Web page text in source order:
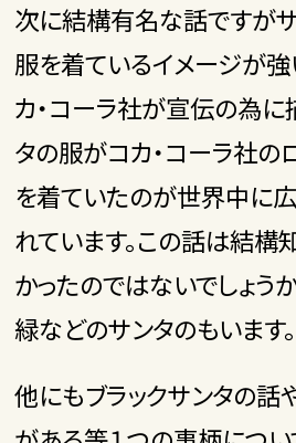
次に結構有名な話ですが
服を着ているイメージが強
カ・コーラ社が宣伝の為
タの服がコカ・コーラ社
を着ていたのが世界中に
れています。この話は結構
かったのではないでしょう
緑などのサンタのもいます。
他にもブラックサンタの